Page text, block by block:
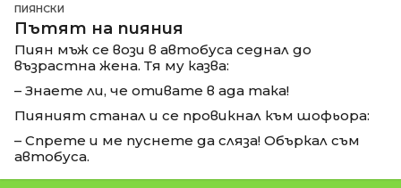
ПИЯНСКИ
Пътят на пияния
Пиян мъж се вози в автобуса седнал до
възрастна жена. Тя му казва:
– Знаете ли, че отивате в ада така!
Пияният станал и се провикнал към шофьора:
– Спрете и ме пуснете да сляза! Объркал съм
автобуса.